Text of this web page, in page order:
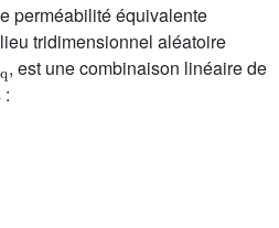
perméabilité équivalente
tridimensionnel aléatoire
, est une combinaison linéaire de
: